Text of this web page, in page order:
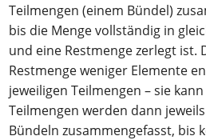
Teilmengen (einem Bündel)
bis die Menge vollständig in
und eine Restmenge zerlegt ist.
Restmenge weniger Elemente
jeweiligen Teilmengen – sie
Teilmengen werden dann
Bündeln zusammengefasst, bis